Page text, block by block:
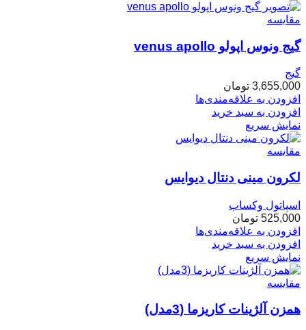
مقایسه
گیج ونوس اپولو venus apollo
گیج
3,655,000 تومان
افزودن به علاقه‌مندی‌ها
افزودن به سبد خرید
نمایش سریع
مقایسه
لکرون مینی دنتال دیوایس
اسپاتول وکساب
525,000 تومان
افزودن به علاقه‌مندی‌ها
افزودن به سبد خرید
نمایش سریع
مقایسه
همزن آلژینات کاریزما (3مدل)